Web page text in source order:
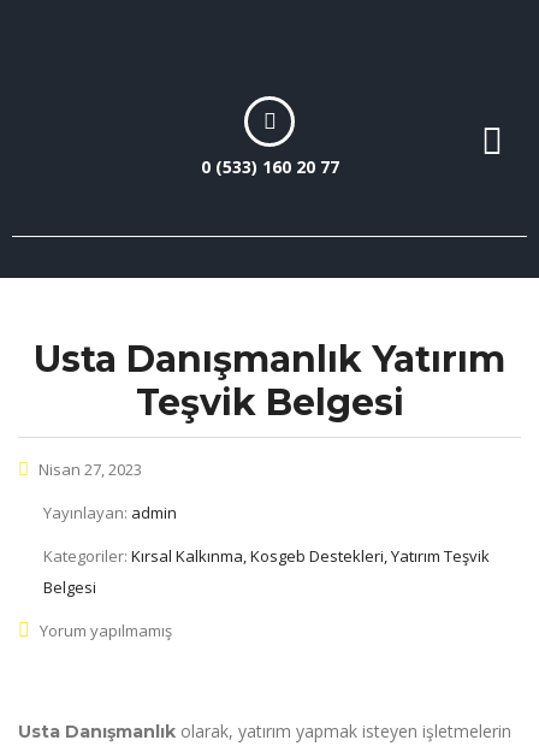
0 (533) 160 20 77
Usta Danışmanlık Yatırım
Teşvik Belgesi
Nisan 27, 2023
Yayınlayan: admin
Kategoriler: Kırsal Kalkınma, Kosgeb Destekleri, Yatırım Teşvik
Belgesi
Yorum yapılmamış
Usta Danışmanlık olarak, yatırım yapmak isteyen işletmelerin